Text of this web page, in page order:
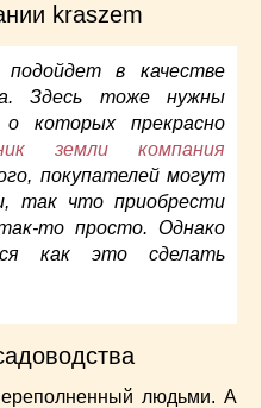
kraszem
в качестве
Здесь тоже нужны
о которых прекрасно
земли компания
покупателей могут
так что приобрести
то просто. Однако
как это сделать
людьми. А